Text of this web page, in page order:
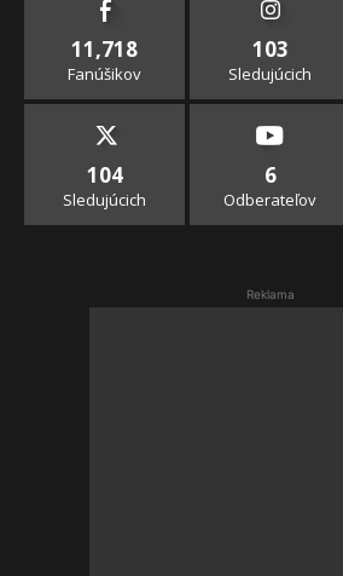
11,718
Fanúšikov
103
Sledujúcich
104
Sledujúcich
6
Odberateľov
Reklama